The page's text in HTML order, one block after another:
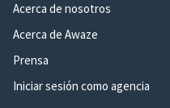
Acerca de nosotros
Acerca de Awaze
Prensa
Iniciar sesión como agencia